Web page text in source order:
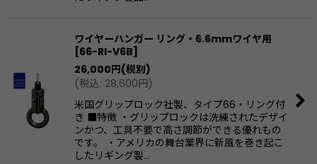
ワイヤーハンガー リング・6.6mmワイヤ用
[66-RI-V6B]
26,000円(税別)
(税込: 28,600円)
米国グリップロック社製、タイプ66・リング付
き ■特徴 ・グリップロックは洗練されたデザイ
ンかつ、工具不要で高さ調節ができる優れもの
です。 ・アメリカの舞台業界に新風を巻き起こ
したリギング製…